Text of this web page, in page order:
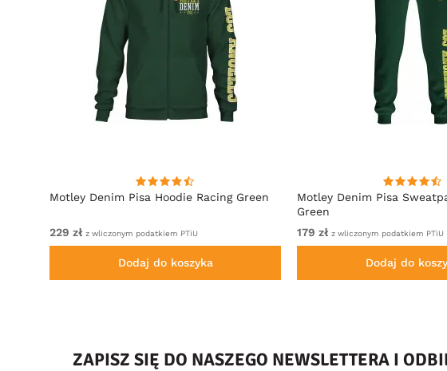
Motley Denim Pisa Hoodie Racing Green
229 zł z wliczonym podatkiem PTiU
Dodaj do koszyka
Motley Denim Pisa
Green
179 zł z wliczonym podatkiem PTiU
Dodaj do
ZAPISZ SIĘ DO NASZEGO NEWSLETTERA I